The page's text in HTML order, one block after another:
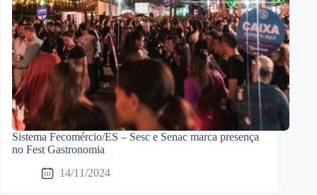
Sistema Fecomércio/ES – Sesc e Senac marca presença
no Fest Gastronomia
14/11/2024